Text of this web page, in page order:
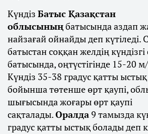
Күндіз Батыс Қазақстан
облысыныңбатысында аздап
найзағай ойнайды деп күтіледі.
батыстан соққан желдің
батысында, оңтүстігінде 15-20
Күндіз 35-38 градус қатты
бойынша төтенше өрт қаупі,
шығысында жоғары өрт қаупі
сақталады.Оралда9 тамызда
градус қатты ыстық болады деп